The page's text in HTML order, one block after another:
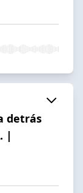
detrás
|